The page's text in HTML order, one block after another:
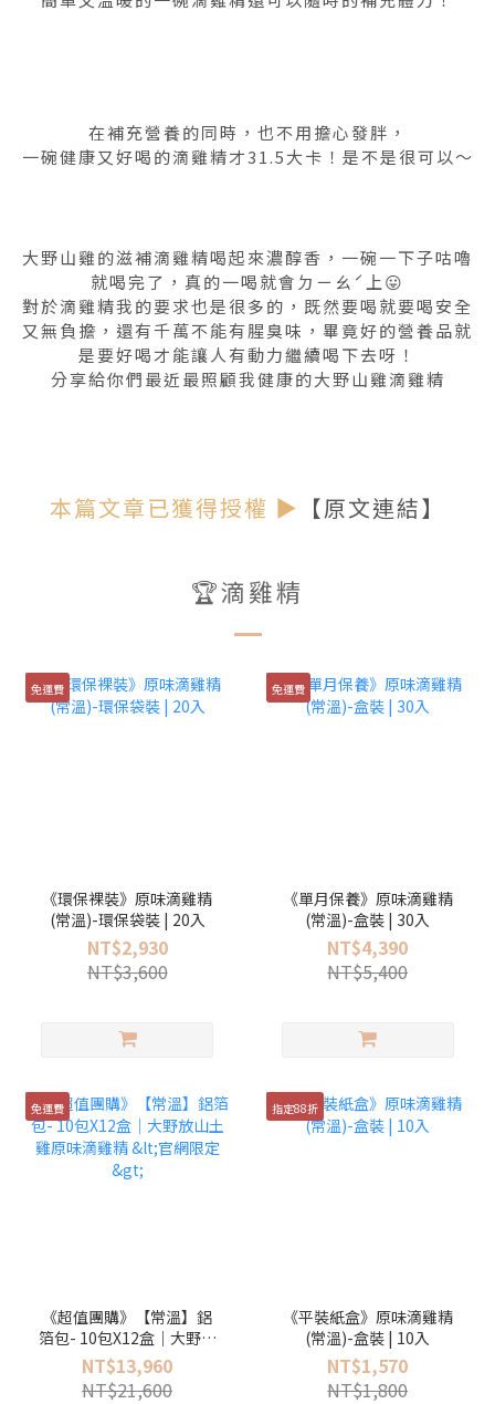
在補充營養的同時，也不用擔心發胖，
一碗健康又好喝的滴雞精才31.5大卡！是不是很可以～
大野山雞的滋補滴雞精喝起來濃醇香，一碗一下子咕嚕
就喝完了，真的一喝就會ㄉㄧㄠˊ上😛
對於滴雞精我的要求也是很多的，既然要喝就要喝安全
又無負擔，還有千萬不能有腥臭味，畢竟好的營養品就
是要好喝才能讓人有動力繼續喝下去呀！
分享給你們最近最照顧我健康的大野山雞滴雞精
本篇文章已獲得授權 ▶ 【原文連結】
🏆滴雞精
免運費
《環保裸裝》原味滴雞精
(常溫)-環保袋裝 | 20入
NT$2,930
NT$3,600
免運費
《單月保養》原味滴雞精
(常溫)-盒裝 | 30入
NT$4,390
NT$5,400
免運費
《超值團購》【常溫】鋁
箔包- 10包X12盒｜大野放
山土雞原味滴雞精 <官網
限定>
NT$13,960
NT$21,600
指定88折
《平裝紙盒》原味滴雞精
(常溫)-盒裝 | 10入
NT$1,570
NT$1,800